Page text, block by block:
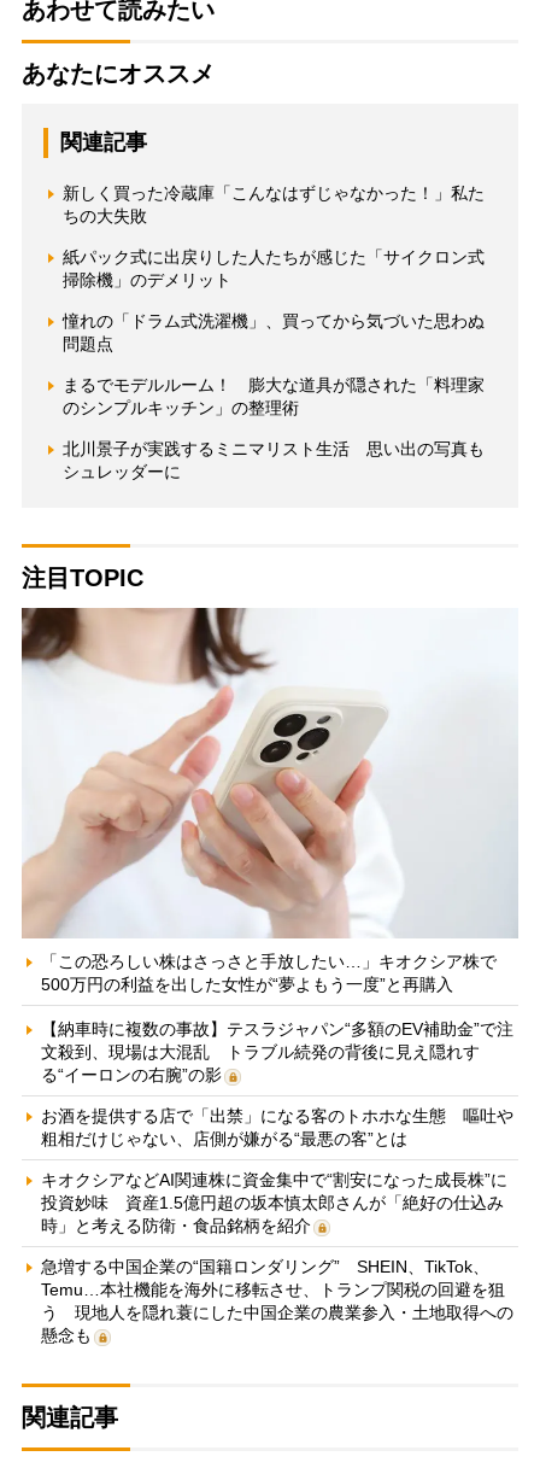
あわせて読みたい
あなたにオススメ
関連記事
新しく買った冷蔵庫「こんなはずじゃなかった！」私た
ちの大失敗
紙パック式に出戻りした人たちが感じた「サイクロン式
掃除機」のデメリット
憧れの「ドラム式洗濯機」、買ってから気づいた思わぬ
問題点
まるでモデルルーム！ 膨大な道具が隠された「料理家
のシンプルキッチン」の整理術
北川景子が実践するミニマリスト生活 思い出の写真も
シュレッダーに
注目TOPIC
「この恐ろしい株はさっさと手放したい…」キオクシア株で
500万円の利益を出した女性が“夢よもう一度”と再購入
【納車時に複数の事故】テスラジャパン“多額のEV補助金”で注
文殺到、現場は大混乱 トラブル続発の背後に見え隠れす
る“イーロンの右腕”の影
お酒を提供する店で「出禁」になる客のトホホな生態 嘔吐や
粗相だけじゃない、店側が嫌がる“最悪の客”とは
キオクシアなどAI関連株に資金集中で“割安になった成長株”に
投資妙味 資産1.5億円超の坂本慎太郎さんが「絶好の仕込み
時」と考える防衛・食品銘柄を紹介
急増する中国企業の“国籍ロンダリング” SHEIN、TikTok、
Temu…本社機能を海外に移転させ、トランプ関税の回避を狙
う 現地人を隠れ蓑にした中国企業の農業参入・土地取得への
懸念も
関連記事